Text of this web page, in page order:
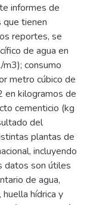
informes de
que tienen
reportes, se
de agua en
consumo
metro cúbico de
en kilogramos de
cementicio (kg
del
plantas de
incluyendo
datos son útiles
de agua,
hídrica y